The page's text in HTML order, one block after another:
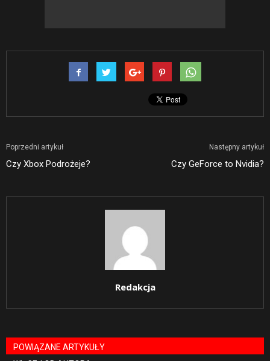
Poprzedni artykuł
Czy Xbox Podrożeje?
Następny artykuł
Czy GeForce to Nvidia?
Redakcja
POWIĄZANE ARTYKUŁY